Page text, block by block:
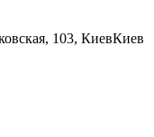
103, КиевКиев